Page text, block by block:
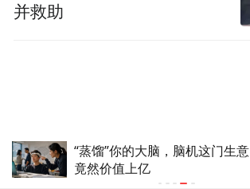
“蒸馏”你的大脑，脑机这门生意
竟然价值上亿
并救助